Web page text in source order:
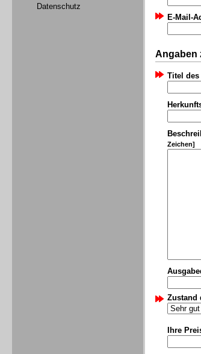
Datenschutz
E-Mail-
Angaben
Titel des
Zeichen]
Zustand
Ihre